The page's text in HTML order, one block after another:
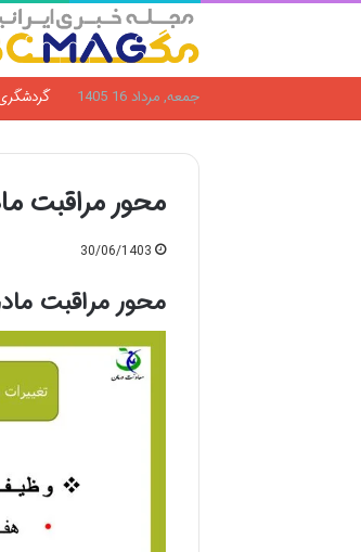
جمعه, مرداد 16 1405
محور مراقبت
30/06/1403
محور مراقبت